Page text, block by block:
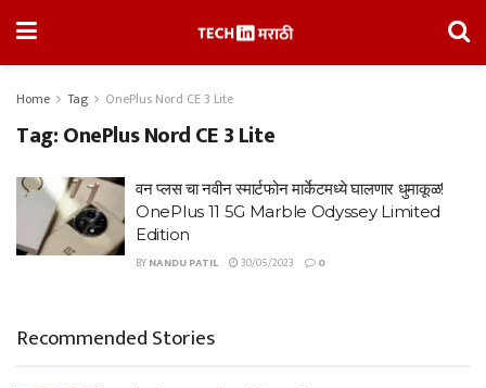
Home Tag OnePlus Nord CE 3 Lite
Tag:OnePlus Nord CE 3 Lite
वन प्लस चा नवीन स्मार्टफोन मार्केटमध्ये घालणार धुमाकूळ!
OnePlus 11 5G Marble Odyssey Limited
Edition
BYNANDU PATIL 30/05/2023 0
Recommended Stories